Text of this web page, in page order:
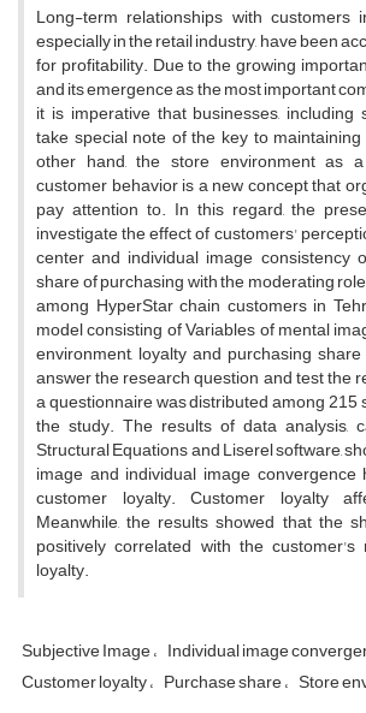
Long-term relationships with customers
especially in the retail industry, have been
for profitability. Due to the growing
and its emergence as the most important
it is imperative that businesses, including
take special note of the key to
other hand, the store environment as
customer behavior is a new concept that
pay attention to. In this regard, the
investigate the effect of customers'
center and individual image consistency
share of purchasing with the moderating
among HyperStar chain customers in
model consisting of Variables of mental
environment, loyalty and purchasing
answer the research question and test the
a questionnaire was distributed among 215
the study. The results of data analysis,
Structural Equations and Liserel software,
image and individual image
customer loyalty. Customer loyalty
Meanwhile, the results showed that the
positively correlated with the
loyalty.
Subjective Image Individual image
Customer loyalty Purchase share Store